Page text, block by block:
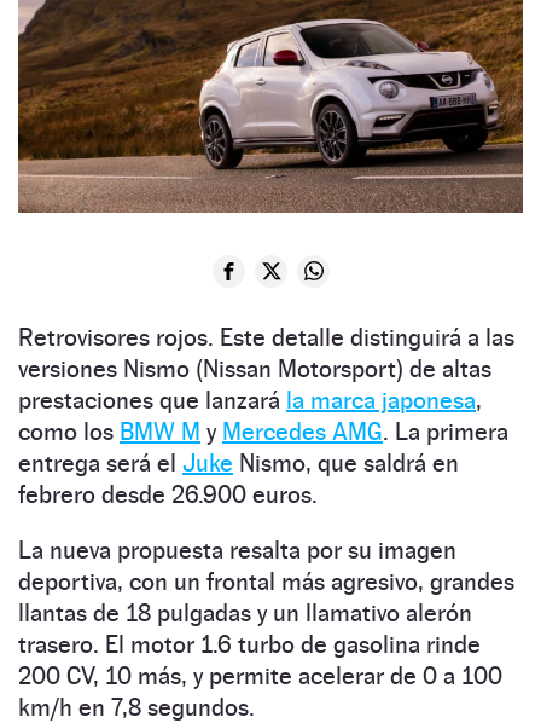
Retrovisores rojos. Este detalle distinguirá a las
versiones Nismo (Nissan Motorsport) de altas
prestaciones que lanzará la marca japonesa,
como los BMW M y Mercedes AMG. La primera
entrega será el Juke Nismo, que saldrá en
febrero desde 26.900 euros.
La nueva propuesta resalta por su imagen
deportiva, con un frontal más agresivo, grandes
llantas de 18 pulgadas y un llamativo alerón
trasero. El motor 1.6 turbo de gasolina rinde
200 CV, 10 más, y permite acelerar de 0 a 100
km/h en 7,8 segundos.